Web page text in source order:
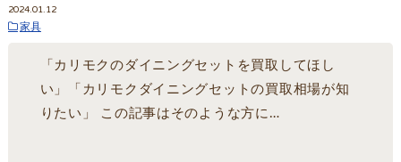
2024.01.12
家具
「カリモクのダイニングセットを買取してほし
い」「カリモクダイニングセットの買取相場が知
りたい」 この記事はそのような方に…